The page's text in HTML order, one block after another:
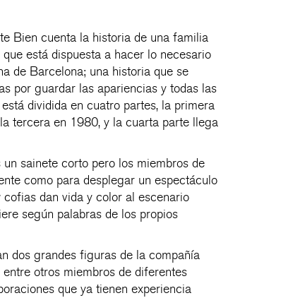
Bien cuenta la historia de una familia
está dispuesta a hacer lo necesario
de Barcelona; una historia que se
por guardar las apariencias y todas las
dividida en cuatro partes, la primera
tercera en 1980, y la cuarta parte llega
sainete corto pero los miembros de
como para desplegar un espectáculo
dan vida y color al escenario
según palabras de los propios
dos grandes figuras de la compañía
otros miembros de diferentes
que ya tienen experiencia